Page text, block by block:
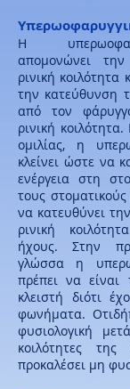
Η
απομονώνει
ρινική κοιλότητα
την κατεύθυνση
από τον
ρινική
ομιλίας, η
κλείνει ώστε να
ενέργεια στη
τους
να κατευθύνει
ρινική
ήχους. Στην
γλώσσα η
πρέπει να
κλειστή διότι
φωνήματα.
φυσιολογική
κοιλότητες
προκαλέσει μη